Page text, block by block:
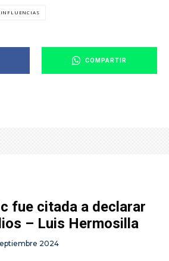
INFLUENCIAS
COMPARTIR
fue citada a declarar
– Luis Hermosilla
2024